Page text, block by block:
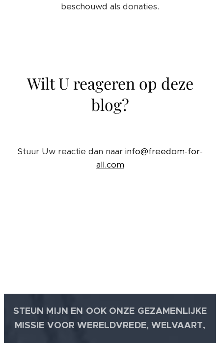
beschouwd als donaties.
Wilt U reageren op deze
blog?
Stuur Uw reactie dan naar info@freedom-for-
all.com
STEUN MIJN EN OOK ONZE GEZAMENLIJKE
MISSIE VOOR WERELDVREDE, WELVAART,